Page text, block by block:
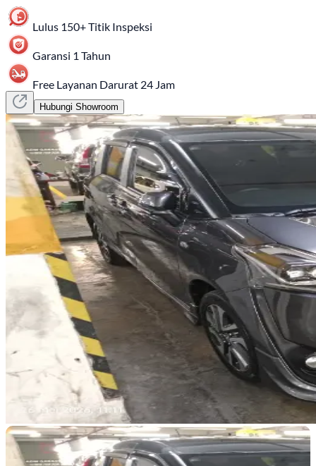
Lulus 150+ Titik Inspeksi
Garansi 1 Tahun
Free Layanan Darurat 24 Jam
Hubungi Showroom